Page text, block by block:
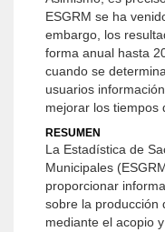
ESGRM se ha
embargo, los
forma anual hasta
cuando se
usuarios
mejorar los tiempos
RESUMEN
La Estadística de
Municipales
proporcionar
sobre la producción
mediante el acopio